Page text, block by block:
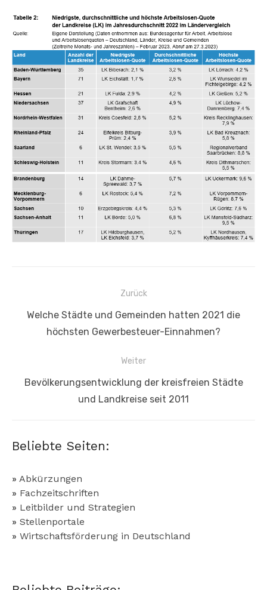
Beitragsnavigation
Zurück
Vorheriger
Beitrag:
Welche Städte und Gemeinden hatten 2021 die
höchsten Gewerbesteuer-Einnahmen?
Weiter
Nächster
Bevölkerungsentwicklung der kreisfreien Städte
und Landkreise seit 2011
Beliebte Seiten:
» Abkürzungen
» Fachzeitschriften
» Leitbilder und Strategien
» Stellenportale
» Wirtschaftsförderung in Deutschland